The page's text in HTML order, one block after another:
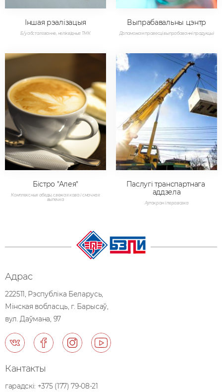
Іншая рэалізацыя
Б/у абсталяванне, неліквідныя ТМК
Выпрабавальны цэнтр
Дапаможам правесці выпрабаванні прадукцыі
Бістро "Алея"
Комплексныя абеды, свежая кава і смачная
выпечка
Паслугі транспартнага
аддзела
Аўтакран і перавозка
Адрас
222511, Рэспублiка Беларусь,
Мiнская вобласць, г. Барысаў,
вул. Даўмана, 97
Кантакты
гарадскі: +375 (177) 79-08-21